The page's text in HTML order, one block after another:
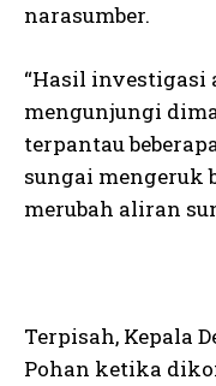
narasumber.
“Hasil investigasi
mengunjungi
terpantau
sungai mengeruk
merubah aliran
Terpisah, Kepala
Pohan ketika